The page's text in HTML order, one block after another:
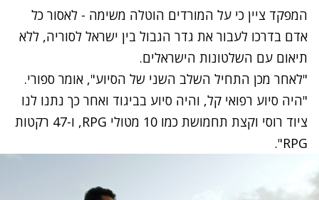
המפקד ציין כי על המורדים הוטלה משימה - לאסור כל
אדם בדרכו לעבור את גדר הגבול בין ישראל לסוריה, ללא
תיאום עם השלטונות הישראלים.
"לאחר מכן התחיל השלב השני של הסיוע", אומר ספורי.
"היה סיוע רפואי קל, והיה סיוע בביגוד ואחר כך נתנו לנו
ציוד רוסי וקצת תחמושת כמו 10 מטולי RPG, ו-47 רקטות
RPG".